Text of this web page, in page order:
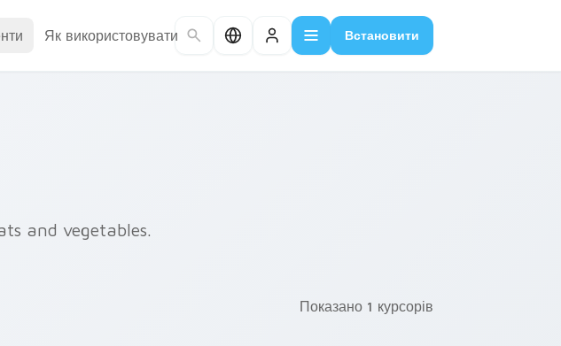
Як використовувати Встановити
and vegetables.
Показано 1 курсорів